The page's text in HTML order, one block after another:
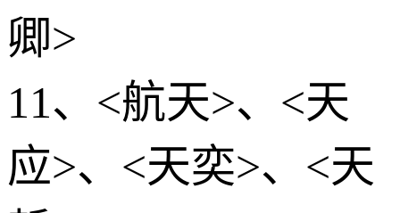
卿>
11、<航天>、<天
应>、<天奕>、<天